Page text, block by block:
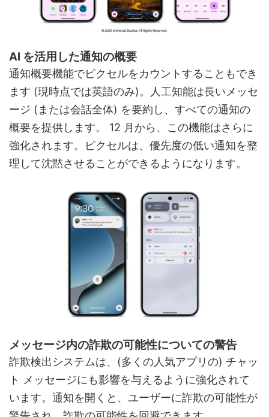
AI を活用した通知の概要
通知概要機能でピクセルをカウントすることもでき
ます (現時点では英語のみ)。人工知能は長いメッセ
ージ (または会話全体) を要約し、すべての通知の
概要を提供します。 12 月から、この機能はさらに
強化されます。ピクセルは、優先度の低い通知を整
理して沈黙させることができるようになります。
メッセージ内の詐欺の可能性についての警告
詐欺検出システムは、(多くの人気アプリの) チャッ
ト メッセージにも影響を与えるように強化されて
います。通知を開くと、ユーザーに詐欺の可能性が